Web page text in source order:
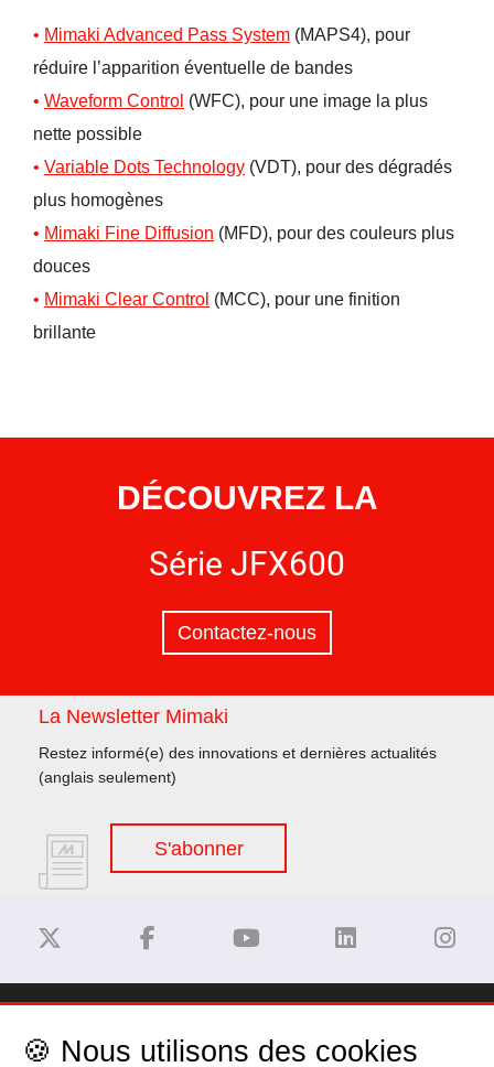
Mimaki Advanced Pass System (MAPS4), pour
réduire l’apparition éventuelle de bandes
Waveform Control (WFC), pour une image la plus
nette possible
Variable Dots Technology (VDT), pour des dégradés
plus homogènes
Mimaki Fine Diffusion (MFD), pour des couleurs plus
douces
Mimaki Clear Control (MCC), pour une finition
brillante
DÉCOUVREZ LA
Série JFX600
Contactez-nous
La Newsletter Mimaki
Restez informé(e) des innovations et dernières actualités
(anglais seulement)
S'abonner
🍪 Nous utilisons des cookies